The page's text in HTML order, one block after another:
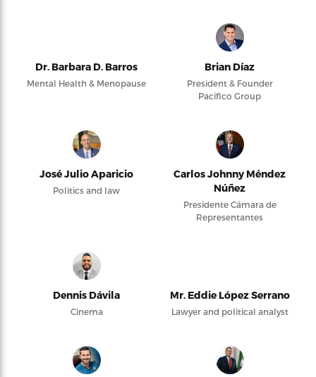
Dr. Barbara D. Barros
Mental Health & Menopause
Brian Díaz
President & Founder
Pacifico Group
José Julio Aparicio
Politics and law
Carlos Johnny Méndez
Núñez
Presidente Cámara de
Representantes
Dennis Dávila
Cinema
Mr. Eddie López Serrano
Lawyer and political analyst